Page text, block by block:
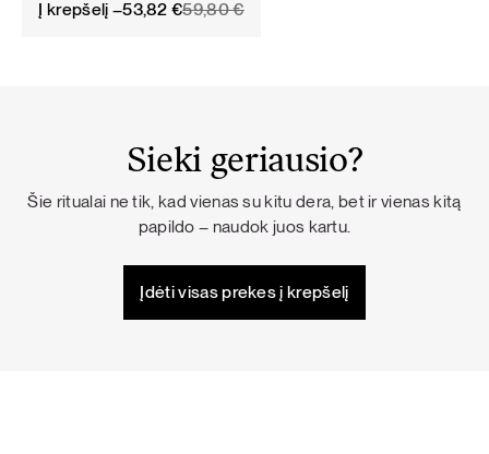
Į krepšelį – 59,80€
Original
53,82€
Current
Sieki geriausio?
Šie ritualai ne tik, kad vienas su kitu dera, bet ir vienas kitą
papildo – naudok juos kartu.
Įdėti visas prekes į krepšelį